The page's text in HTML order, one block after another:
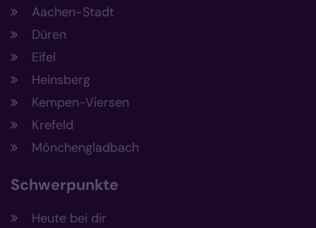
Aachen-Stadt
Düren
Eifel
Heinsberg
Kempen-Viersen
Krefeld
Mönchengladbach
Schwerpunkte
Heute bei dir